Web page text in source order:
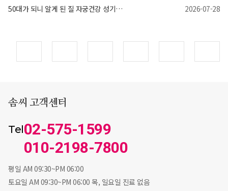
50대가 되니 알게 된 질 자궁건강 성기능, 조금만 더 일찍 알았더라면…
2026-07-28
솜씨 고객센터
Tel02-575-1599
010-2198-7800
평일 AM 09:30~PM 06:00
토요일 AM 09:30~PM 06:00 목, 일요일 진료 없음